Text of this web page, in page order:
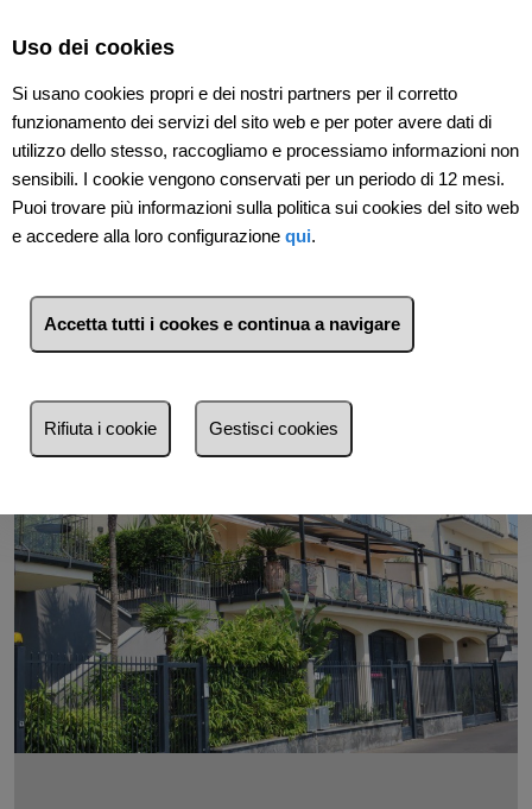
Indietro
Uso dei cookies
Si usano cookies propri e dei nostri partners per il corretto
funzionamento dei servizi del sito web e per poter avere dati di
utilizzo dello stesso, raccogliamo e processiamo informazioni non
sensibili. I cookie vengono conservati per un periodo di 12 mesi.
Puoi trovare più informazioni sulla politica sui cookies del sito web
e accedere alla loro configurazione qui.
Accetta tutti i cookes e continua a navigare
Rifiuta i cookie Gestisci cookies